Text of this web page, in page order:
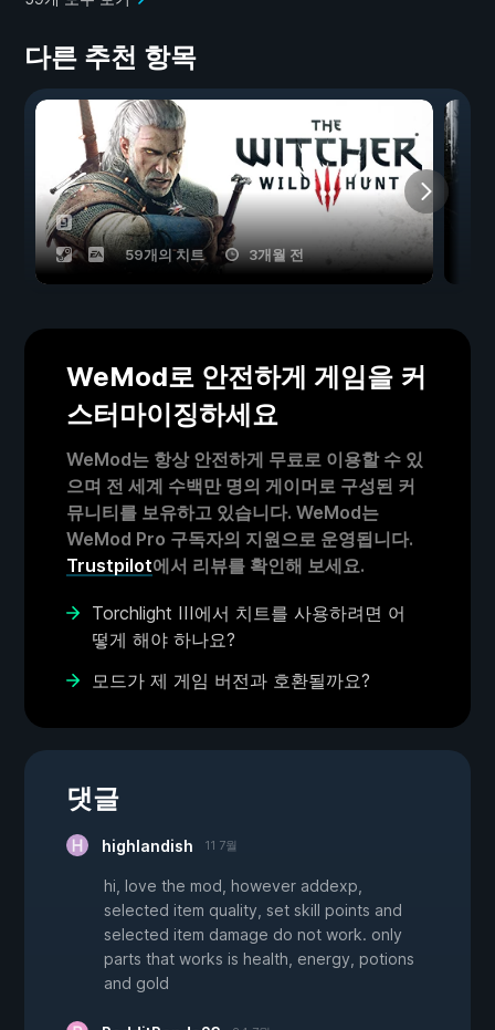
다른 추천 항목
59개의 치트 3개월 전
WeMod로 안전하게 게임을 커
스터마이징하세요
WeMod는 항상 안전하게 무료로 이용할 수 있
으며 전 세계 수백만 명의 게이머로 구성된 커
뮤니티를 보유하고 있습니다. WeMod는
WeMod Pro 구독자의 지원으로 운영됩니다.
Trustpilot에서 리뷰를 확인해 보세요.
Torchlight III에서 치트를 사용하려면 어
떻게 해야 하나요?
모드가 제 게임 버전과 호환될까요?
댓글
highlandish 11 7월
hi, love the mod, however addexp,
selected item quality, set skill points and
selected item damage do not work. only
parts that works is health, energy, potions
and gold